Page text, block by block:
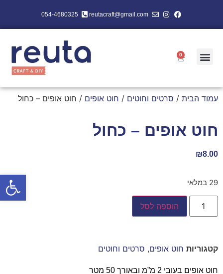
פתח
reutacraft@gmail.com
054-4680325
0
עמוד הבית / סרטים וחוטים / חוט אופים / חוט אופים – כחול
חוט אופים – כחול
₪8.00
29 במלאי
הוספה לסל
קטגוריות חוט אופים, סרטים וחוטים
חוט אופים בעובי 2 מ”מ ובאורך 50 מטר